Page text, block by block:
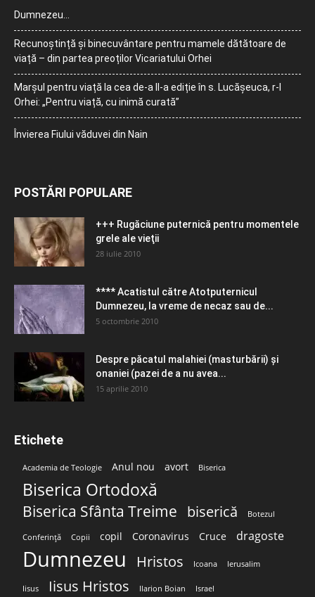
Dumnezeu…
Recunoștință și binecuvântare pentru mamele dătătoare de
viață – din partea preoților Vicariatului Orhei
Marșul pentru viață la cea de-a II-a ediție în s. Lucășeuca, r-l
Orhei: „Pentru viață, cu inimă curată”
Învierea Fiului văduvei din Nain
POSTĂRI POPULARE
+++ Rugăciune puternică pentru momentele
grele ale vieţii
28 iulie 2010
**** Acatistul către Atotputernicul
Dumnezeu, la vreme de necaz sau de...
5 octombrie 2010
Despre păcatul malahiei (masturbării) şi
onaniei (pazei de a nu avea...
15 aprilie 2010
Etichete
Academia de Teologie Anul nou avort Biserica
Biserica Ortodoxă
Biserica Sfânta Treime biserică Botezul
Conferință Copii copil Coronavirus Cruce dragoste
Dumnezeu Hristos Icoana Ierusalim
Iisus Iisus Hristos Ilarion Boian Israel